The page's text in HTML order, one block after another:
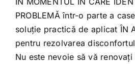
PROBLEMĂ într-o parte a
soluție practică de aplicat ÎN
pentru rezolvarea
Nu este nevoie să vă